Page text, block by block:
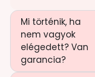
Mi történik, ha
nem vagyok
elégedett? Van
garancia?